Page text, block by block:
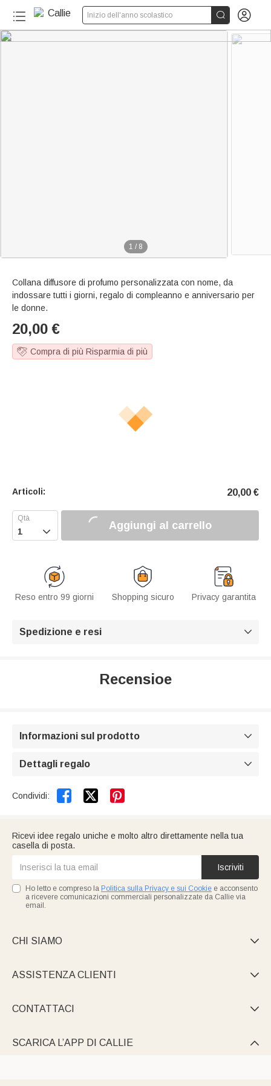
Inizio dell'anno scolastico  
1 / 8
Collana diffusore di profumo personalizzata con nome, da
indossare tutti i giorni, regalo di compleanno e anniversario per
le donne.
20,00 €
Compra di più Risparmia di più
Articoli: 20,00 €
 Aggiungi al carrello
Reso entro 99 giorni Shopping sicuro Privacy garantita
Spedizione e resi 
Recensioe
Informazioni sul prodotto 
Dettagli regalo 
Condividi:  
Ricevi idee regalo uniche e molto altro direttamente nella tua
casella di posta.
Iscriviti
Ho letto e compreso la Politica sulla Privacy e sui Cookie e acconsento
a ricevere comunicazioni commerciali personalizzate da Callie via
email.
CHI SIAMO 
ASSISTENZA CLIENTI 
CONTATTACI 
SCARICA L’APP DI CALLIE 